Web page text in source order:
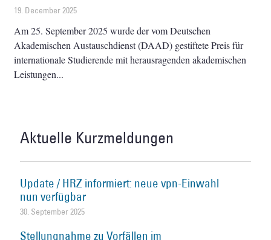
19. December 2025
Am 25. September 2025 wurde der vom Deutschen
Akademischen Austauschdienst (DAAD) gestiftete Preis für
internationale Studierende mit herausragenden akademischen
Leistungen
Aktuelle Kurzmeldungen
Update / HRZ informiert: neue vpn-Einwahl
nun verfügbar
30. September 2025
Stellungnahme zu Vorfällen im